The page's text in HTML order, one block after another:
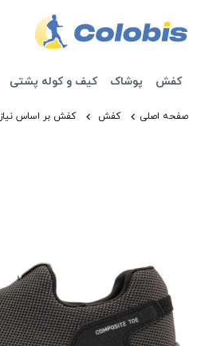
کفش پوشاک کیف و کوله پشتی
صفحه اصلی کفش کفش بر اساس نیاز